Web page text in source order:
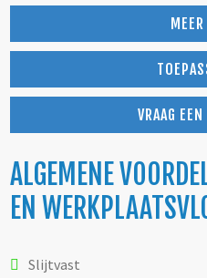
VRAAG
ALGEMENE
EN
Slijtvast